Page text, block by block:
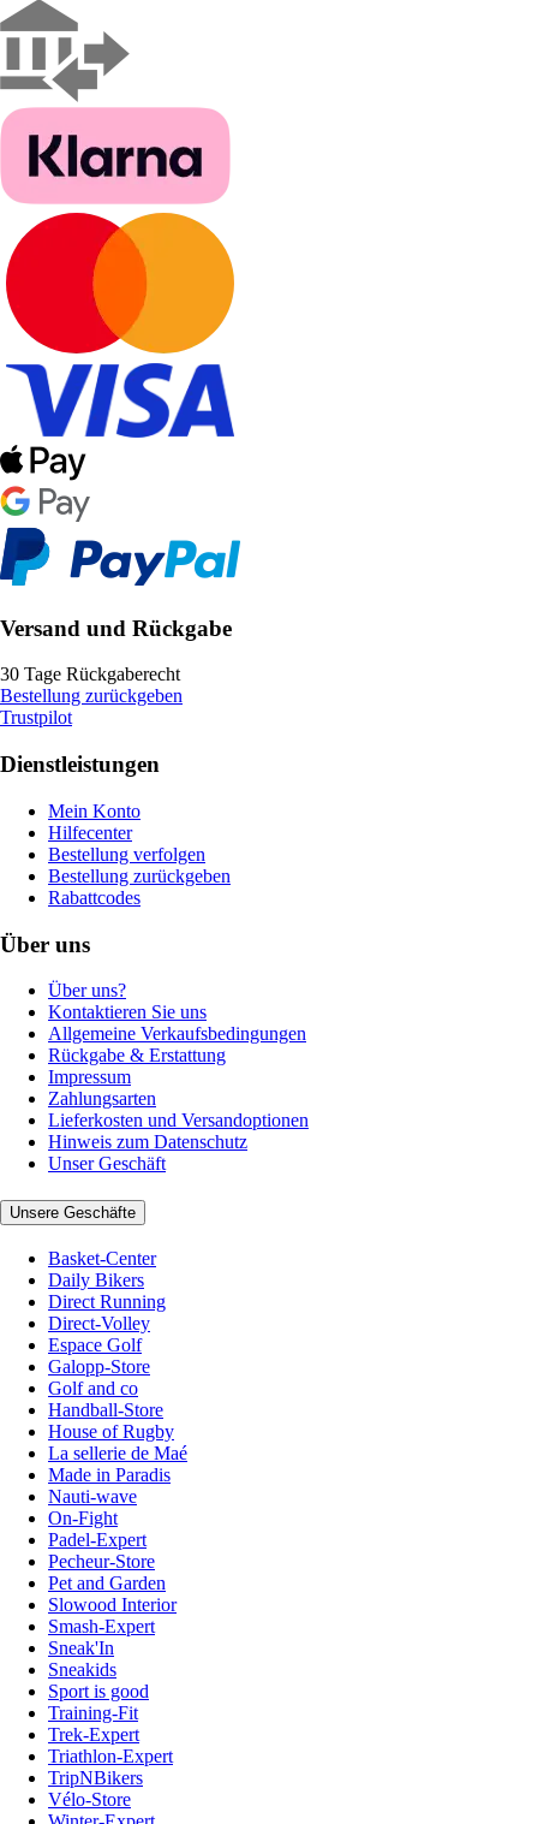
Versand und Rückgabe
30 Tage Rückgaberecht
Bestellung zurückgeben
Trustpilot
Dienstleistungen
Mein Konto
Hilfecenter
Bestellung verfolgen
Bestellung zurückgeben
Rabattcodes
Über uns
Über uns?
Kontaktieren Sie uns
Allgemeine Verkaufsbedingungen
Rückgabe & Erstattung
Impressum
Zahlungsarten
Lieferkosten und Versandoptionen
Hinweis zum Datenschutz
Unser Geschäft
Unsere Geschäfte
Basket-Center
Daily Bikers
Direct Running
Direct-Volley
Espace Golf
Galopp-Store
Golf and co
Handball-Store
House of Rugby
La sellerie de Maé
Made in Paradis
Nauti-wave
On-Fight
Padel-Expert
Pecheur-Store
Pet and Garden
Slowood Interior
Smash-Expert
Sneak'In
Sneakids
Sport is good
Training-Fit
Trek-Expert
Triathlon-Expert
TripNBikers
Vélo-Store